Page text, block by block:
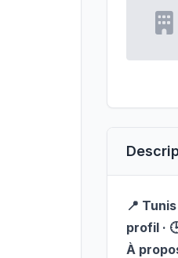
📍
profil ·
À